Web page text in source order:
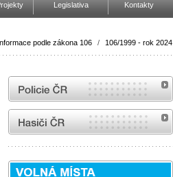
Legislativa Kontakty
podle zákona 106 / 106/1999 - rok 2024
internetové stránky Policie ČR
internetové stránky Hasiči ČR